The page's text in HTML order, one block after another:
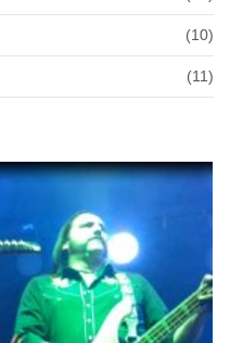
(10)
(11)